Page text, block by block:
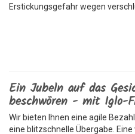
Erstickungsgefahr wegen
Ein Jubeln auf das
beschwören - mit Iglo-
Wir bieten Ihnen eine agile
eine blitzschnelle Übergabe.